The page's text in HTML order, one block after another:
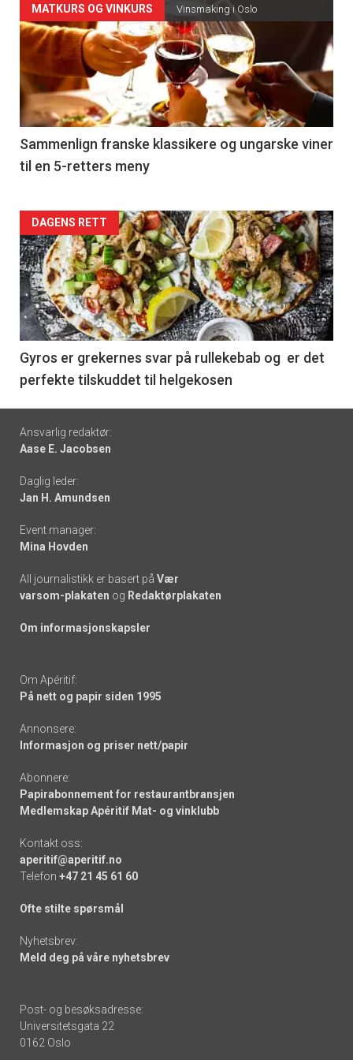
Forsiden
akkurat
nå
-
5
MATKURS OG VINKURS Vinsmaking i Oslo
Sammenlign franske klassikere og ungarske viner
til en 5-retters meny
Forsiden
akkurat
nå
-
6
DAGENS RETT
Gyros er grekernes svar på rullekebab og er det
perfekte tilskuddet til helgekosen
Footer
-
links
Ansvarlig redaktør:
Aase E. Jacobsen
Daglig leder:
Jan H. Amundsen
Event manager:
Mina Hovden
All journalistikk er basert på Vær
varsom-plakaten og Redaktørplakaten
Om informasjonskapsler
Om Apéritif:
På nett og papir siden 1995
Annonsere:
Informasjon og priser nett/papir
Abonnere:
Papirabonnement for restaurantbransjen
Medlemskap Apéritif Mat- og vinklubb
Kontakt oss:
aperitif@aperitif.no
Telefon +47 21 45 61 60
Ofte stilte spørsmål
Nyhetsbrev:
Meld deg på våre nyhetsbrev
Post- og besøksadresse:
Universitetsgata 22
0162 Oslo